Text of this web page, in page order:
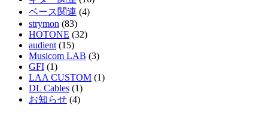
ベース関連 (4)
strymon (83)
HOTONE (32)
audient (15)
Musicom LAB (3)
GFI (1)
LAA CUSTOM (1)
DL Cables (1)
お知らせ (4)